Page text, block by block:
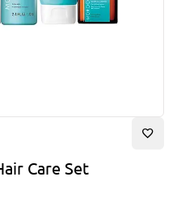
Care Set